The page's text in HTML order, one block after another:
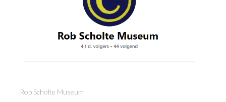
Rob Scholte Museum